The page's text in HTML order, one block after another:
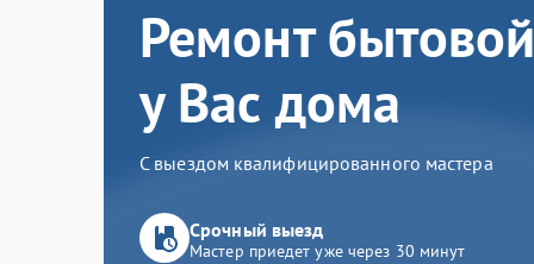
Ремонт
у Вас дома
С выездом квалифицированного мастера
Срочный выезд
Мастер приедет уже через 30 минут